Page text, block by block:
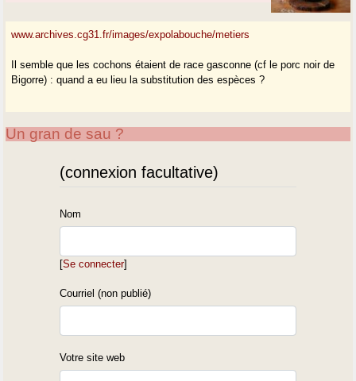
www.archives.cg31.fr/images/expolabouche/metiers
Il semble que les cochons étaient de race gasconne (cf le porc noir de
Bigorre) : quand a eu lieu la substitution des espèces ?
Un gran de sau ?
(connexion facultative)
Nom
[Se connecter]
Courriel (non publié)
Votre site web